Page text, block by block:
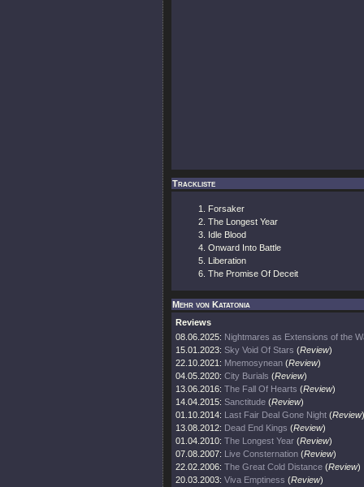
Trackliste
Forsaker
The Longest Year
Idle Blood
Onward Into Battle
Liberation
The Promise Of Deceit
Mehr von Katatonia
Reviews
08.06.2025: Nightmares as Extensions of the
15.01.2023: Sky Void Of Stars (Review)
22.10.2021: Mnemosynean (Review)
04.05.2020: City Burials (Review)
13.06.2016: The Fall Of Hearts (Review)
14.04.2015: Sanctitude (Review)
01.10.2014: Last Fair Deal Gone Night (Review)
13.08.2012: Dead End Kings (Review)
01.04.2010: The Longest Year (Review)
07.08.2007: Live Consternation (Review)
22.02.2006: The Great Cold Distance (Review)
20.03.2003: Viva Emptiness (Review)